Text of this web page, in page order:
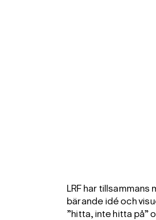
LRF har
bärande idé och
”hitta, inte hitta på”